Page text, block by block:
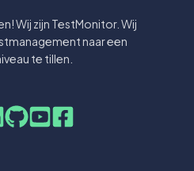
Wij zijn TestMonitor. Wij
naar een
te tillen.